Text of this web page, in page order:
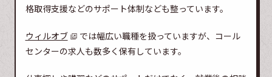
格取得支援などのサポート体制なども整っています。
ウィルオブ
では幅広い職種を扱っていますが、コール
センターの求人も数多く保有しています。